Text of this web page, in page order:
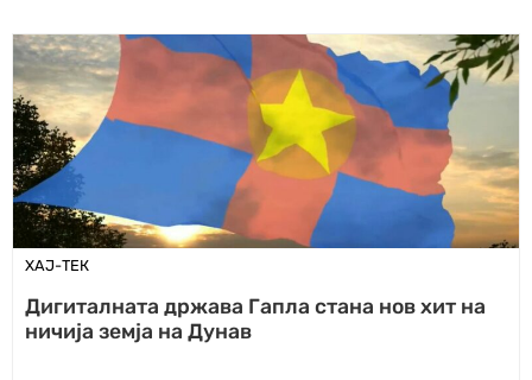
ХАЈ-ТЕК
Дигиталната држава Гапла стана нов хит на
ничија земја на Дунав